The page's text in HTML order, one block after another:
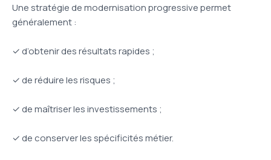
Une stratégie de modernisation progressive permet
généralement :
✓ d’obtenir des résultats rapides ;
✓ de réduire les risques ;
✓ de maîtriser les investissements ;
✓ de conserver les spécificités métier.